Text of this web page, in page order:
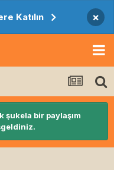
Katılın ×
bir paylaşım